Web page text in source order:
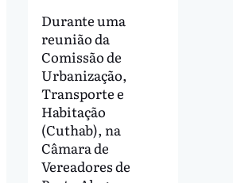
Durante uma
reunião da
Comissão de
Urbanização,
Transporte e
Habitação
(Cuthab), na
Câmara de
Vereadores de